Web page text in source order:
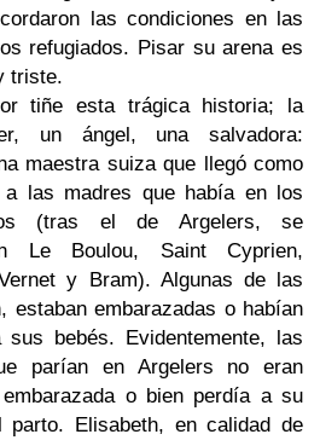
las condiciones en las
refugiados. Pisar su arena es
triste.
tiñe esta trágica historia; la
un ángel, una salvadora:
maestra suiza que llegó como
a las madres que había en los
(tras el de Argelers, se
Le Boulou, Saint Cyprien,
y Bram). Algunas de las
estaban embarazadas o habían
sus bebés. Evidentemente, las
parían en Argelers no eran
o bien perdía a su
Elisabeth, en calidad de